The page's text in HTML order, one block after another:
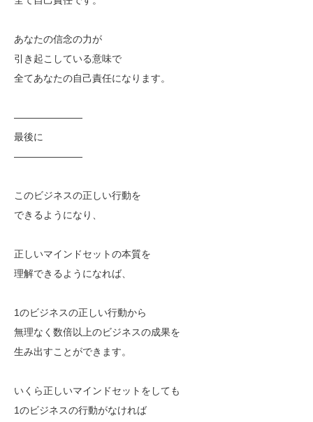
あなたの信念の力が
引き起こしている意味で
全てあなたの自己責任になります。
———————
最後に
———————
このビジネスの正しい行動を
できるようになり、
正しいマインドセットの本質を
理解できるようになれば、
1のビジネスの正しい行動から
無理なく数倍以上のビジネスの成果を
生み出すことができます。
いくら正しいマインドセットをしても
1のビジネスの行動がなければ